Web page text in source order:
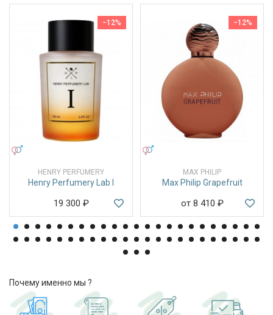
−12%
HENRY PERFUMERY
Henry Perfumery Lab I
19 300 ₽
−12%
MAX PHILIP
Max Philip Grapefruit
от 8 410 ₽
Почему именно мы ?